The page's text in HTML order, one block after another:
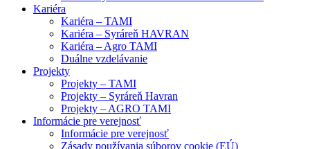
Kariéra
Kariéra – TAMI
Kariéra – Syráreň HAVRAN
Kariéra – Agro TAMI
Duálne vzdelávanie
Projekty
Projekty – TAMI
Projekty – Syráreň Havran
Projekty – AGRO TAMI
Informácie pre verejnosť
Informácie pre verejnosť
Zásady používania súborov cookie (EÚ)